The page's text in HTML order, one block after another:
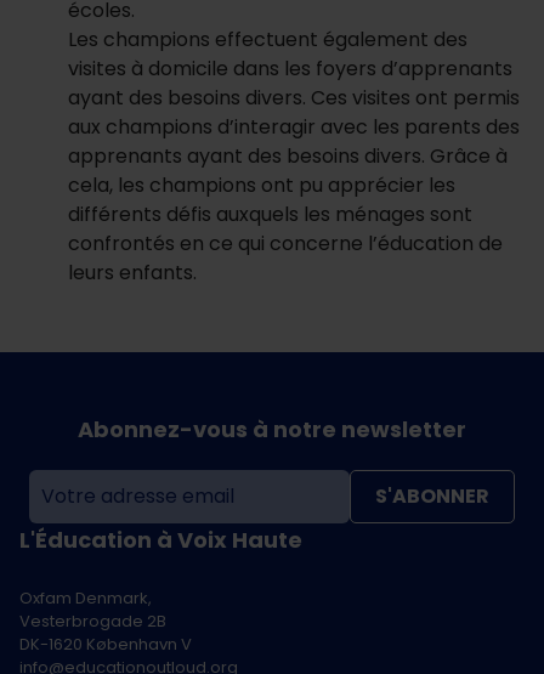
écoles.
Les champions effectuent également des
visites à domicile dans les foyers d’apprenants
ayant des besoins divers. Ces visites ont permis
aux champions d’interagir avec les parents des
apprenants ayant des besoins divers. Grâce à
cela, les champions ont pu apprécier les
différents défis auxquels les ménages sont
confrontés en ce qui concerne l’éducation de
leurs enfants.
L'Éducation à Voix Haute
Oxfam Denmark,
Vesterbrogade 2B
DK-1620 København V
info@educationoutloud.org
Abonnez-vous à notre newsletter
S'ABONNER